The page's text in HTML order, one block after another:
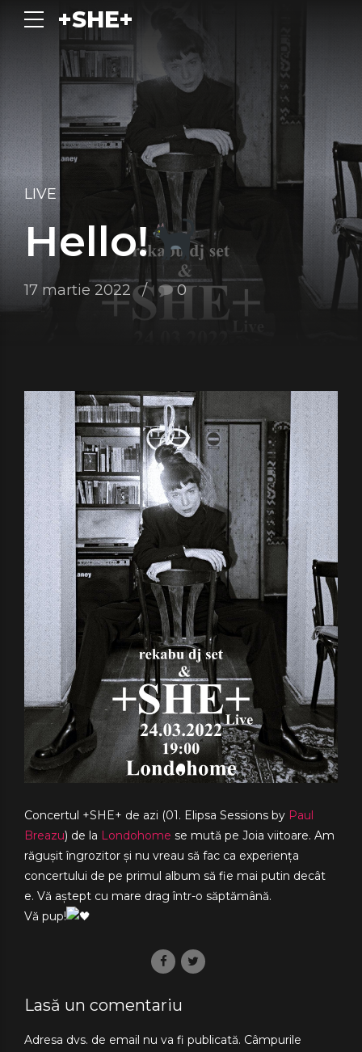
+SHE+
LIVE
Hello!
17 martie 2022 0
Concertul +SHE+ de azi (01. Elipsa Sessions by Paul
Breazu) de la Londohome se mută pe Joia viitoare. Am
răgușit îngrozitor și nu vreau să fac ca experiența
concertului de pe primul album să fie mai putin decât
e. Vă aștept cu mare drag într-o săptămână.
Vă pup!
Lasă un comentariu
Adresa dvs. de email nu va fi publicată. Câmpurile